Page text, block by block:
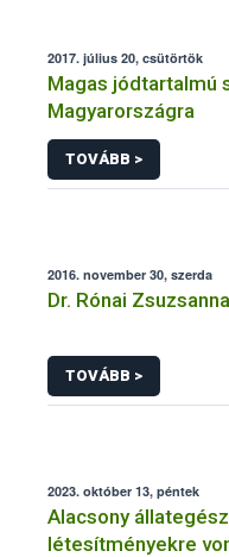
2017. július 20, csütörtök
Magas jódtartalmú
Magyarországra
TOVÁBB >
2016. november 30, szerda
Dr. Rónai Zsuzsanna
TOVÁBB >
2023. október 13, péntek
Alacsony
létesítményekre